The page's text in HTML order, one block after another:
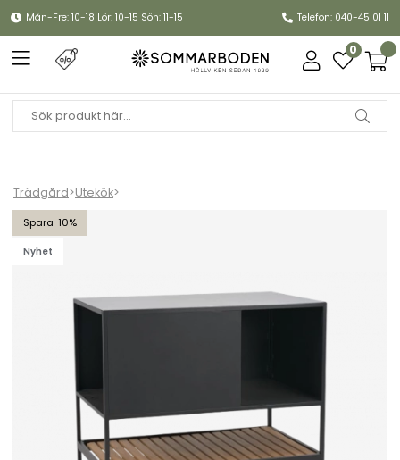
Mån-Fre: 10-18 Lör: 10-15 Sön: 11-15 Telefon: 040-45 01 11
0
Trädgård>Utekök>
10
Nyhet
Prep utekök - svart